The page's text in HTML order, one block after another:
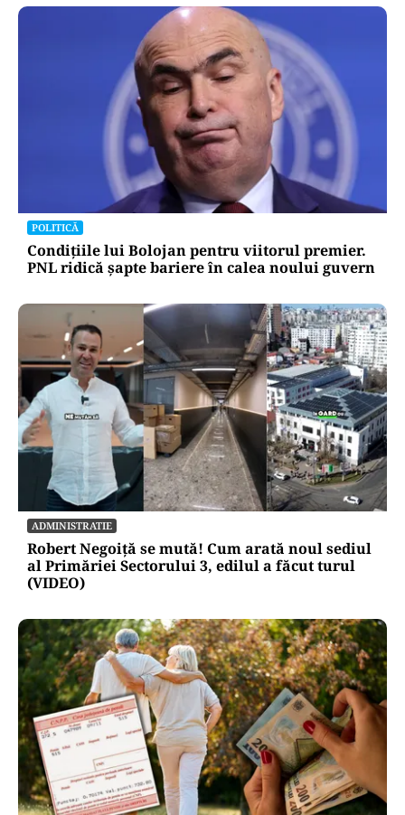
Legea salarizării, ajunsă în ceasul al
doisprezecelea. Pîslaru cere un armistițiu
politic
POLITICĂ
Condițiile lui Bolojan pentru viitorul premier.
PNL ridică șapte bariere în calea noului guvern
ADMINISTRATIE